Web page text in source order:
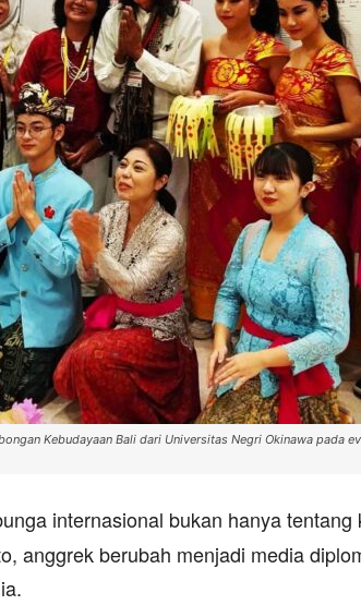
Kebudayaan Bali dari Universitas Negri Okinawa pada
internasional bukan hanya tentang
anggrek berubah menjadi media